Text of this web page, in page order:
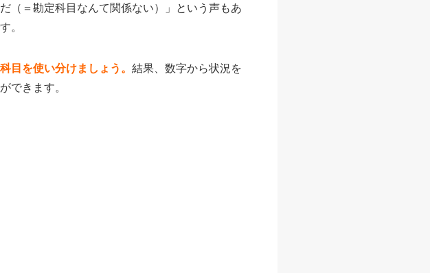
（＝勘定科目なんて関係ない）」という声もあ
。
目を使い分けましょう。 結果、数字から状況を
できます。